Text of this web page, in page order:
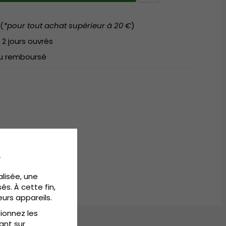
*pour tout achat supérieur à 20 €)
jours ouvrés
remboursé
une
À cette fin,
appareils.
les
sur